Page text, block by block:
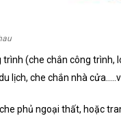
(che chắn công
lịch, che chắn nhà
phủ ngoại thất, hoặc